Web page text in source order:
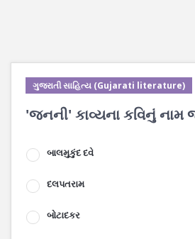
ગુજરાતી સાહિત્ય (Gujarati literature)
'જનની' કાવ્યના કવિનું નામ
બાલમુકુંદ દવે
દલપતરામ
બોટાદકર